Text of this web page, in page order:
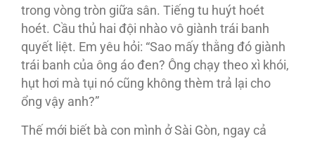
trong vòng tròn giữa sân. Tiếng tu huýt hoét
hoét. Cầu thủ hai đội nhào vô giành trái banh
quyết liệt. Em yêu hỏi: “Sao mấy thằng đó giành
trái banh của ông áo đen? Ông chạy theo xì khói,
hụt hơi mà tụi nó cũng không thèm trả lại cho
ổng vậy anh?”
Thế mới biết bà con mình ở Sài Gòn, ngay cả